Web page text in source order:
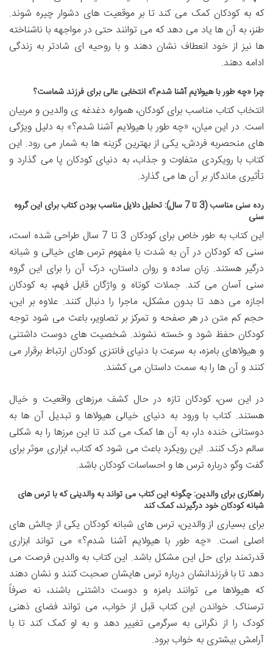
که به کودکان کمک می کند تا بر موقعیت های دشوار چیره شوند.
طنز، به آن ها یاد می دهد که می توانند حتی در مواجهه با ناشناخته
ها نیز از خود انعطاف نشان دهند و با روحیه ای شادتر به زندگی
ادامه دهند.
چرا «چه طور با هیولایم آشنا شدم؟» انتخابی عالی برای فرزند شماست؟
انتخاب کتاب مناسب برای کودکان، همواره دغدغه ی والدین و مربیان
است. در این میان، «چه طور با هیولایم آشنا شدم؟» به دلیل ویژگی
های منحصربه فردش، یکی از بهترین گزینه ها به شمار می رود. این
کتاب با رویکردی متفاوت و جذاب، به دنیای کودکان پا می گذارد و
تأثیری ماندگار بر آن ها می گذارد.
رده سنی مناسب (3 تا 7 سال): تحلیل دلایل مناسب بودن کتاب برای این گروه
سنی
این کتاب به طور خاص برای کودکان 3 تا 7 سال طراحی شده است،
سنی که کودکان در آن به شدت با مفهوم ترس های خیالی و شبانه
درگیر هستند. زبان ساده و روان داستان، درک آن را برای این گروه
سنی آسان می کند. جملات کوتاه و واژگان قابل فهم، به کودکان
اجازه می دهد تا بدون مشکل، ماجرا را دنبال کنند. علاوه بر این،
حجم کم متن در هر صفحه و تمرکز بر تصاویر، باعث می شود توجه
کودکان حفظ شود و خسته نشوند. شخصیت های دوست داشتنی
و هیولاهای بامزه، به سرعت با دنیای فانتزی کودکان ارتباط برقرار می
کنند و آن ها را به سمت داستان می کشند.
در این سن، کودکان تازه در حال کشف مرزهای واقعیت و خیال
هستند. کتاب با ورود به دنیای خیالی هیولاها و تبدیل آن ها به
دوستانی خنده دار، به آن ها کمک می کند تا این مرزها را به شکلی
سالم درک کنند. این رویکرد باعث می شود که کتاب، ابزاری موثر برای
گفت وگو درباره ترس ها و احساسات کودکان باشد.
راهکاری برای والدین: چگونه این کتاب می تواند به والدینی که با ترس های
شبانه کودکان خود درگیرند، کمک کند
برای بسیاری از والدین، ترس های شبانه کودکان یکی از چالش های
اصلی است. «چه طور با هیولایم آشنا شدم؟» می تواند ابزاری
قدرتمند برای حل این مشکل باشد. این کتاب به والدین فرصت می
دهد تا با فرزندانشان درباره ترس هایشان صحبت کنند و نشان دهند
که هیولاها می توانند بامزه و دوست داشتنی باشند، نه صرفاً
ترسناک. خواندن این کتاب قبل از خواب، می تواند فضای ذهنی
کودک را از نگرانی به سرگرمی تغییر دهد و به او کمک کند تا با
آرامش بیشتری به خواب برود.